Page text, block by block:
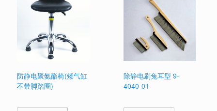
防静电聚氨酯椅(矮气缸
不带脚踏圈)
除静电刷兔耳型 9-
4040-01